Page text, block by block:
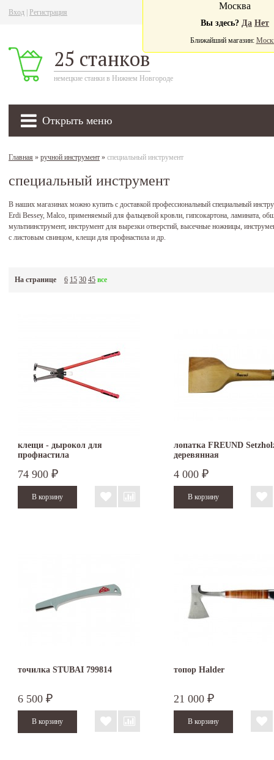
Вход Регистрация
25 станков
немецкие станки в Нижнем Новгороде
Открыть меню
Москва
Вы здесь? Да Нет
Ближайший магазин:
Главная » ручной инструмент » специальный инструмент
специальный инструмент
В наших магазинах можно купить с доставкой профессиональный специальный
Erdi Bessey, Malco, применяемый для фальцевой кровли, гипсокартона, ламината,
мультиинструмент, инструмент для вырезки отверстий, высечные ножницы,
с листовым свинцом, клещи для профнастила и др.
На странице 6 15 30 45 все
клещи - дырокол для
профнастила
74 900 ₽
лопатка FREUND
деревянная
4 000 ₽
точилка STUBAI 799814
6 500 ₽
топор Halder
21 000 ₽